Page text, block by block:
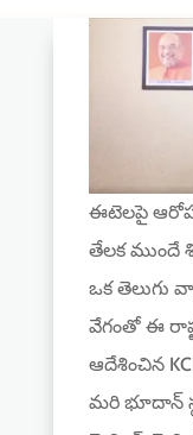
ఈటెలపై
తేలక ముందే
ఒక తెలుగు
వేగంతో ఈ
ఆదేశించిన
మరి భూదాన్